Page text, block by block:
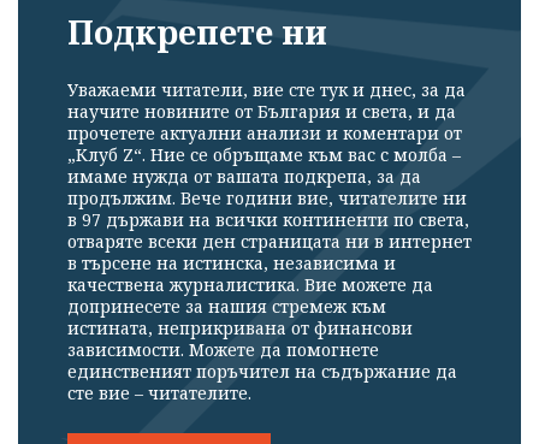
Подкрепете ни
Уважаеми читатели, вие сте тук и днес, за да
научите новините от България и света, и да
прочетете актуални анализи и коментари от
„Клуб Z“. Ние се обръщаме към вас с молба –
имаме нужда от вашата подкрепа, за да
продължим. Вече години вие, читателите ни
в 97 държави на всички континенти по света,
отваряте всеки ден страницата ни в интернет
в търсене на истинска, независима и
качествена журналистика. Вие можете да
допринесете за нашия стремеж към
истината, неприкривана от финансови
зависимости. Можете да помогнете
единственият поръчител на съдържание да
сте вие – читателите.